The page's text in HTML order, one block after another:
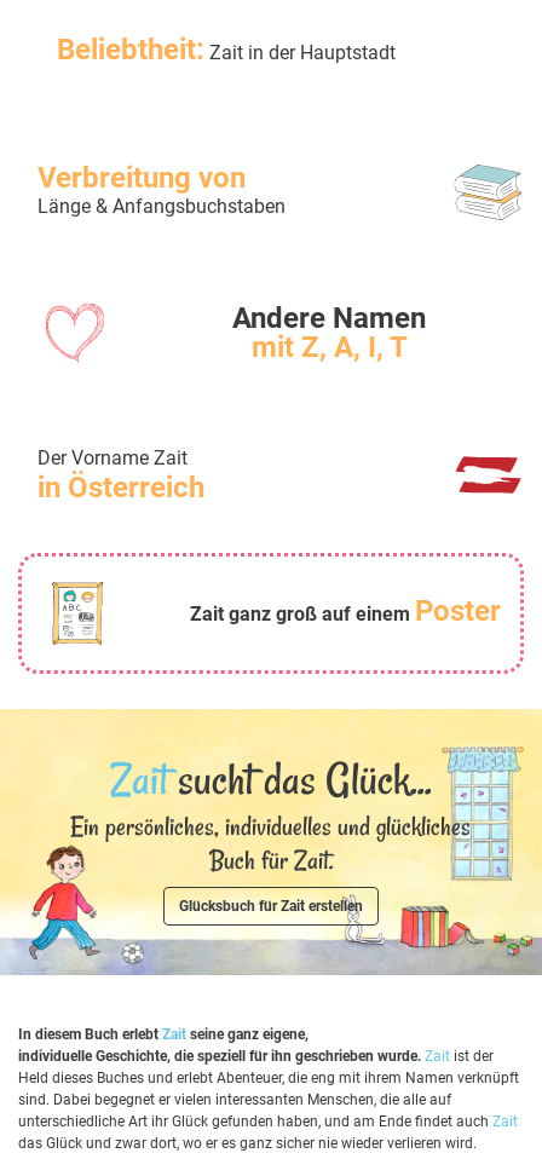
Beliebtheit: Zait in der Hauptstadt
Verbreitung von
Länge & Anfangsbuchstaben
Andere Namen
mit Z, A, I, T
Der Vorname Zait
in Österreich
Zait ganz groß auf einem Poster
Zaitsucht das Glück...
Ein persönliches, individuelles und glückliches
Buch für Zait.
Glücksbuch für Zait erstellen
In diesem Buch erlebt Zait seine ganz eigene,
individuelle Geschichte, die speziell für ihn geschrieben wurde. Zait ist der
Held dieses Buches und erlebt Abenteuer, die eng mit ihrem Namen verknüpft
sind. Dabei begegnet er vielen interessanten Menschen, die alle auf
unterschiedliche Art ihr Glück gefunden haben, und am Ende findet auch Zait
das Glück und zwar dort, wo er es ganz sicher nie wieder verlieren wird.